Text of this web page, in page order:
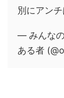
別にアン
— みんな
ある者